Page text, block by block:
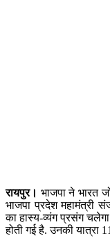
रायपुर। भाजपा ने भारत
भाजपा प्रदेश महामंत्री
का हास्य-व्यंग प्रसंग
होती गई है. उनकी यात्रा